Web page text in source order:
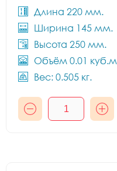
Длина 220 мм.
Ширина 145 мм.
Высота 250 мм.
Объём 0.01
Вес: 0.505 кг.